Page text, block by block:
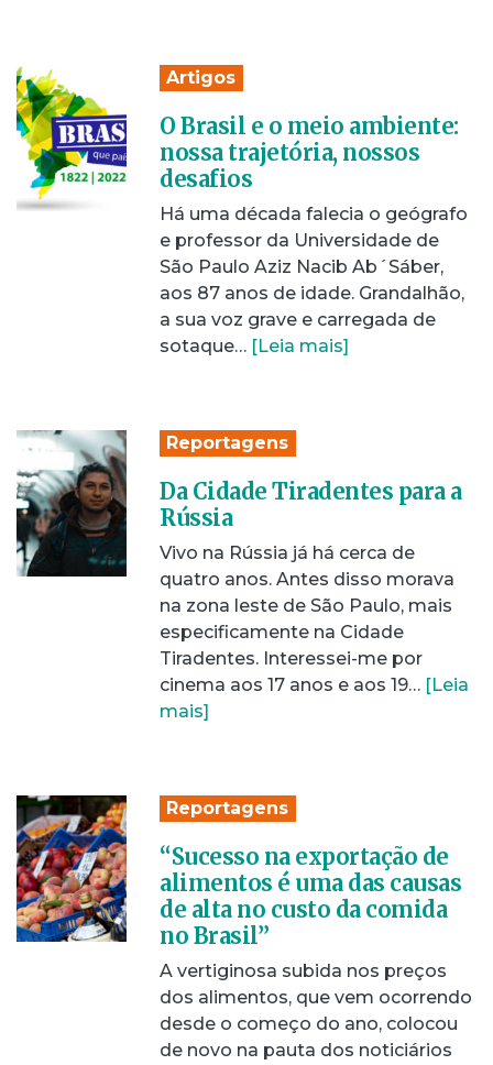
Artigos
O Brasil e o meio ambiente:
nossa trajetória, nossos
desafios
Há uma década falecia o geógrafo
e professor da Universidade de
São Paulo Aziz Nacib Ab´Sáber,
aos 87 anos de idade. Grandalhão,
a sua voz grave e carregada de
sotaque… [Leia mais]
Reportagens
Da Cidade Tiradentes para a
Rússia
Vivo na Rússia já há cerca de
quatro anos. Antes disso morava
na zona leste de São Paulo, mais
especificamente na Cidade
Tiradentes. Interessei-me por
cinema aos 17 anos e aos 19… [Leia
mais]
Reportagens
“Sucesso na exportação de
alimentos é uma das causas
de alta no custo da comida
no Brasil”
A vertiginosa subida nos preços
dos alimentos, que vem ocorrendo
desde o começo do ano, colocou
de novo na pauta dos noticiários